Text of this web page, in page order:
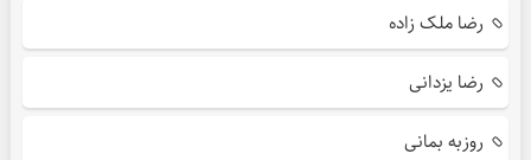
رضا ملک زاده
رضا یزدانی
روزبه بمانی